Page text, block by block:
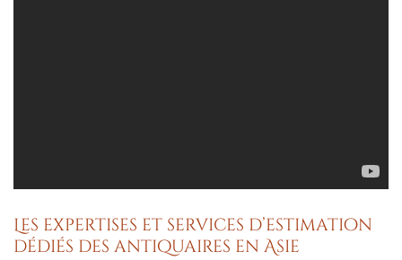
Les expertises et services d’estimation
dédiés des antiquaires en Asie